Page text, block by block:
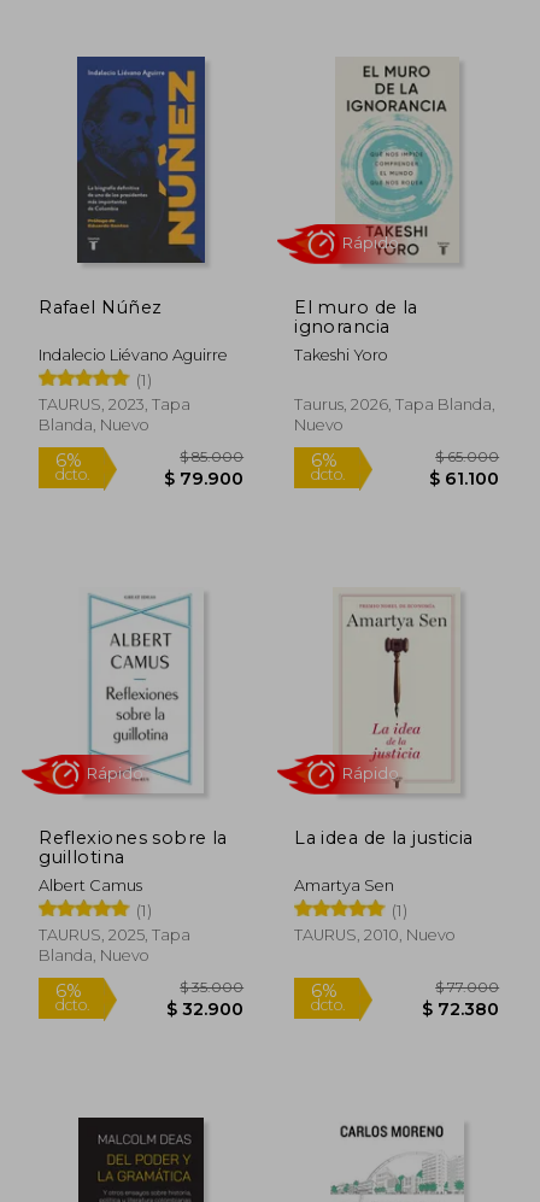
6% $ 69.000
$ 64.860
6%
dcto.
Rápido
Rafael Núñez
Indalecio Liévano Aguirre
(1)
TAURUS, 2023, Tapa
Blanda, Nuevo
El muro de la
ignorancia
Takeshi Yoro
Taurus, 2026, Tapa Blanda,
Nuevo
Rápido
Reflexiones sobre la
guillotina
Albert Camus
(1)
TAURUS, 2025, Tapa
Blanda, Nuevo
La idea de la justicia
Amartya Sen
(1)
TAURUS, 2010, Nuevo